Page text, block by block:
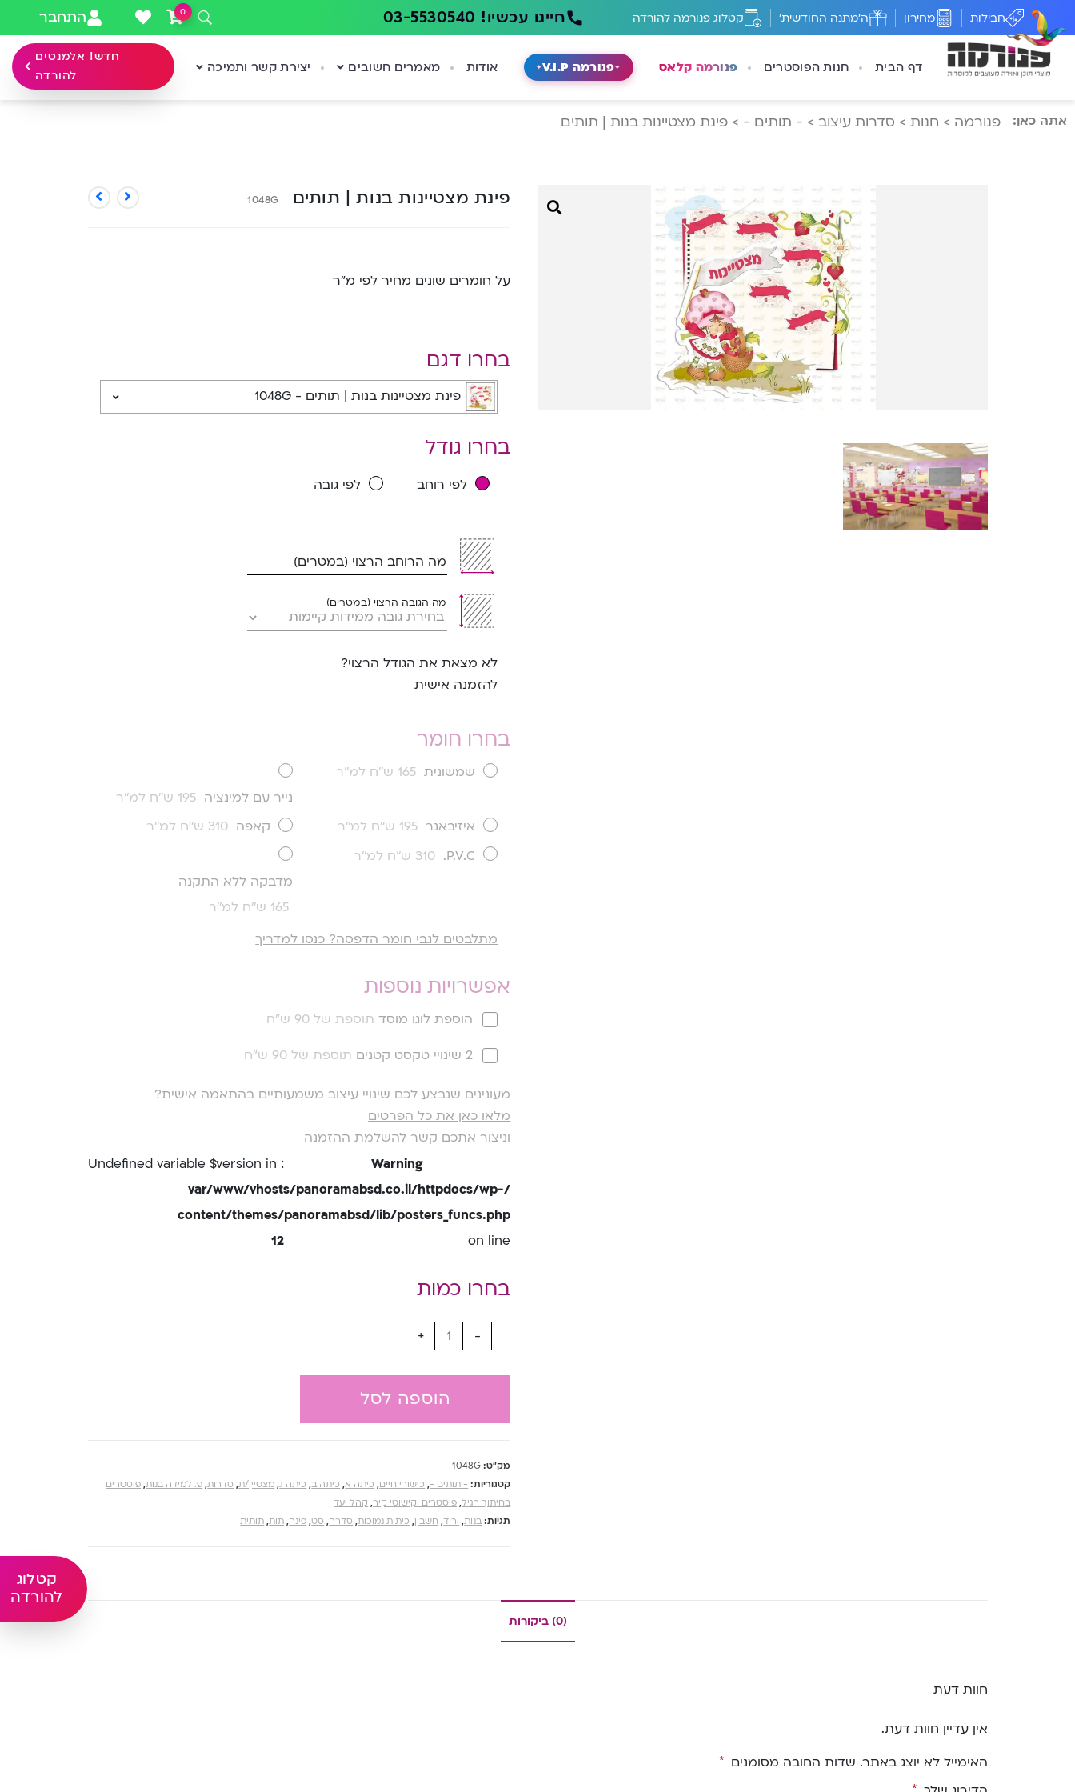
חבילות מחירון ה'מתנה החודשית' קטלוג פנורמה להורדה חייגו עכשיו! 03-5530540 0 התחבר
קטלוג
להורדה
דף הבית חנות הפוסטרים פנורמה קלאס פנורמה V.I.P אודות מאמרים חשובים יצירת קשר ותמיכה
חדש! אלמנטים
להורדה
אתה כאן: פנורמה > חנות > סדרות עיצוב > - תותים - > פינת מצטיינות בנות | תותים
פינת מצטיינות בנות | תותים 1048G
על חומרים שונים מחיר לפי מ”ר
בחרו דגם
פינת מצטיינות בנות | תותים - 1048G
בחרו גודל
לפי רוחב לפי גובה
מה הרוחב הרצוי (במטרים)
מה הגובה הרצוי (במטרים)
לא מצאת את הגודל הרצוי?
להזמנה אישית
בחרו חומר
שמשונית 165 ש''ח למ''ר
נייר עם למינציה 195 ש''ח למ''ר
איזיבאנר 195 ש''ח למ''ר קאפה 310 ש''ח למ''ר
P.V.C.
310 ש''ח למ''ר
מדבקה ללא התקנה
165 ש''ח למ''ר
מתלבטים לגבי חומר הדפסה? כנסו למדריך
אפשרויות נוספות
הוספת לוגו מוסד תוספת של 90 ש"ח
2 שינויי טקסט קטנים תוספת של 90 ש"ח
מעונינים שנבצע לכם שינויי עיצוב משמעותיים בהתאמה אישית?
מלאו כאן את כל הפרטים
וניצור אתכם קשר להשלמת ההזמנה
Warning
: Undefined variable $version in
/var/www/vhosts/panoramabsd.co.il/httpdocs/wp-
content/themes/panoramabsd/lib/posters_funcs.php
on line
12
-
+
הוספה לסל
מק"ט: 1048G
קטגוריות: - תותים -, כישורי חיים, כיתה א, כיתה ב, כיתה ג, מצטיין/ת, סדרות, פ. למידה בנות, פוסטרים
בחיתוך רגיל, פוסטרים וקישוטי קיר, קהל יעד
תגיות: בנות, ורוד, חשבון, כיתות נמוכות, סדרה, סט, פינה, תות, תותית
(0) ביקורות
חוות דעת
אין עדיין חוות דעת.
האימייל לא יוצג באתר. שדות החובה מסומנים *
*